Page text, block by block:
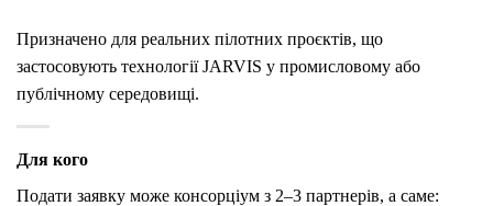
Призначено для реальних пілотних проєктів, що
застосовують технології JARVIS у промисловому або
публічному середовищі.
Для кого
Подати заявку може консорціум з 2–3 партнерів, а саме: